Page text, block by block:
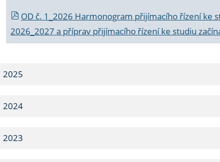
OD č. 1_2026 Harmonogram přijímacího řízení ke
2026_2027 a příprav přijímacího řízení ke studiu
2025
2024
2023